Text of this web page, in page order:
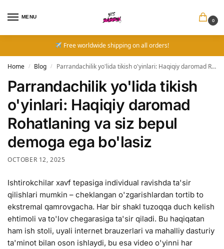
MENU
0
Free worldwide shipping on all orders!
Home / Blog / Parrandachilik yo'lida tikish o'yinlari: Haqiqiy daromad Rohatlaning va siz bepul demoga ega bo'lasiz
Parrandachilik yo'lida tikish
o'yinlari: Haqiqiy daromad
Rohatlaning va siz bepul
demoga ega bo'lasiz
OCTOBER 12, 2025
Ishtirokchilar xavf tepasiga individual ravishda ta'sir
qilishlari mumkin – cheklangan o'zgarishlardan tortib to
ekstremal qamrovgacha. Har bir shakl tuzoqqa duch kelish
ehtimoli va to'lov chegarasiga ta'sir qiladi. Bu haqiqatan
ham ish stoli, uyali internet brauzerlari va mahalliy dasturiy
ta'minot bilan oson ishlaydi, bu esa video o'yinni har